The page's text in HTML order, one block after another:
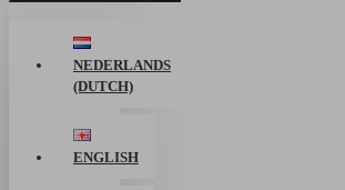
NEDERLANDS
(DUTCH)
ENGLISH